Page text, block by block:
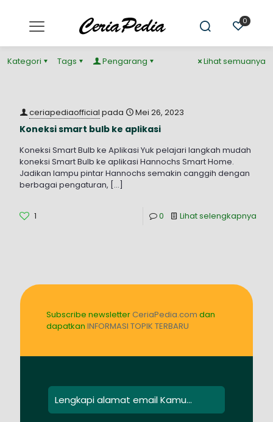
0
Kategori Tags Pengarang Lihat semuanya
ceriapediaofficial pada Mei 26, 2023
Koneksi smart bulb ke aplikasi
Koneksi Smart Bulb ke Aplikasi Yuk pelajari langkah mudah
koneksi Smart Bulb ke aplikasi Hannochs Smart Home.
Jadikan lampu pintar Hannochs semakin canggih dengan
berbagai pengaturan, […]
1 0 Lihat selengkapnya
Subscribe newsletterCeriaPedia.com dan
dapatkan INFORMASI TOPIK TERBARU